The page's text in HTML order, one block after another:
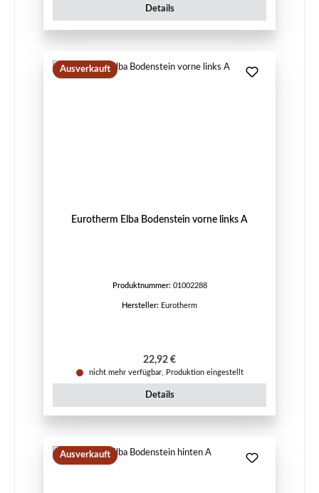
Details
Ausverkauft
Eurotherm Elba Bodenstein vorne links A
Produktnummer: 01002288
Hersteller: Eurotherm
Regulärer Preis:
22,92 €
nicht mehr verfügbar, Produktion eingestellt
Details
Ausverkauft